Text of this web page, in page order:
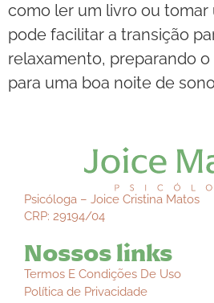
como ler um livro ou tomar
pode facilitar a transição
relaxamento, preparando
para uma boa noite de
Psicóloga – Joice Cristina Matos
CRP: 29194/04
Nossos links
Termos E Condições De Uso
Política de Privacidade